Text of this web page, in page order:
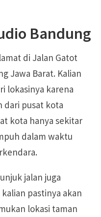
Bandung
di Jalan Gatot
Jawa Barat. Kalian
lokasinya karena
dari pusat kota
kota hanya sekitar
dalam waktu
jalan juga
pastinya akan
lokasi taman